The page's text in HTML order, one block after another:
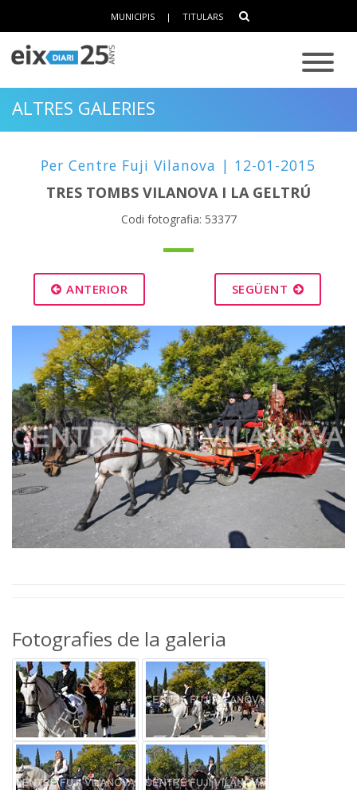
MUNICIPIS | TITULARS
ALTRES GALERIES
Per Centre Fuji Vilanova | 12-01-2015
TRES TOMBS VILANOVA I LA GELTRÚ
Codi fotografia: 53377
ANTERIOR SEGÜENT
Fotografies de la galeria